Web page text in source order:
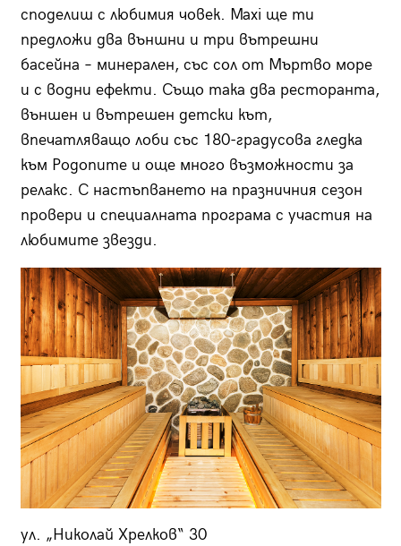
споделиш с любимия човек. Maxi ще ти
предложи два външни и три вътрешни
басейна – минерален, със сол от Мъртво море
и с водни ефекти. Също така два ресторанта,
външен и вътрешен детски кът,
впечатляващо лоби със 180-градусова гледка
към Родопите и още много възможности за
релакс. С настъпването на празничния сезон
провери и специалната програма с участия на
любимите звезди.
ул. „Николай Хрелков“ 30